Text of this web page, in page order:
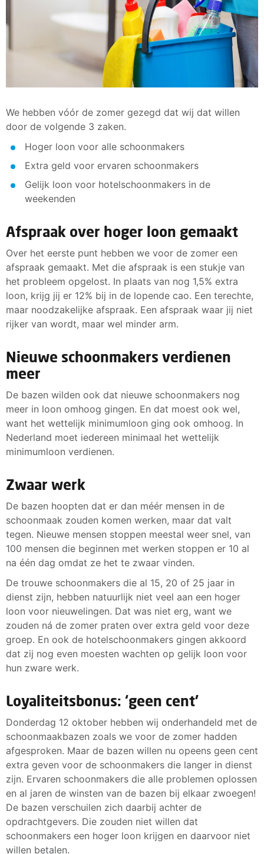
We hebben vóór de zomer gezegd dat wij dat willen
door de volgende 3 zaken.
Hoger loon voor alle schoonmakers
Extra geld voor ervaren schoonmakers
Gelijk loon voor hotelschoonmakers in de
weekenden
Afspraak over hoger loon gemaakt
Over het eerste punt hebben we voor de zomer een
afspraak gemaakt. Met die afspraak is een stukje van
het probleem opgelost. In plaats van nog 1,5% extra
loon, krijg jij er 12% bij in de lopende cao. Een terechte,
maar noodzakelijke afspraak. Een afspraak waar jij niet
rijker van wordt, maar wel minder arm.
Nieuwe schoonmakers verdienen
meer
De bazen wilden ook dat nieuwe schoonmakers nog
meer in loon omhoog gingen. En dat moest ook wel,
want het wettelijk minimumloon ging ook omhoog. In
Nederland moet iedereen minimaal het wettelijk
minimumloon verdienen.
Zwaar werk
De bazen hoopten dat er dan méér mensen in de
schoonmaak zouden komen werken, maar dat valt
tegen. Nieuwe mensen stoppen meestal weer snel, van
100 mensen die beginnen met werken stoppen er 10 al
na één dag omdat ze het te zwaar vinden.
De trouwe schoonmakers die al 15, 20 of 25 jaar in
dienst zijn, hebben natuurlijk niet veel aan een hoger
loon voor nieuwelingen. Dat was niet erg, want we
zouden ná de zomer praten over extra geld voor deze
groep. En ook de hotelschoonmakers gingen akkoord
dat zij nog even moesten wachten op gelijk loon voor
hun zware werk.
Loyaliteitsbonus: ‘geen cent’
Donderdag 12 oktober hebben wij onderhandeld met de
schoonmaakbazen zoals we voor de zomer hadden
afgesproken. Maar de bazen willen nu opeens geen cent
extra geven voor de schoonmakers die langer in dienst
zijn. Ervaren schoonmakers die alle problemen oplossen
en al jaren de winsten van de bazen bij elkaar zwoegen!
De bazen verschuilen zich daarbij achter de
opdrachtgevers. Die zouden niet willen dat
schoonmakers een hoger loon krijgen en daarvoor niet
willen betalen.